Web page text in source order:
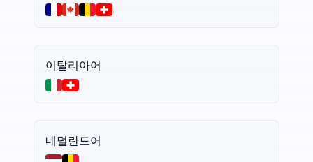
이탈리아어
네덜란드어